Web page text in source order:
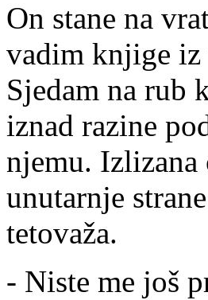
On stane na
vadim knjige iz
Sjedam na rub
iznad razine
njemu.
unutarnje
tetovaža.
- Niste me još